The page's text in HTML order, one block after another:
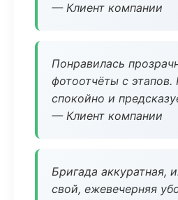
— Клиент компании
Понравилась
фотоотчёты с этапов.
спокойно и
— Клиент компании
Бригада аккуратная,
свой, ежевечерняя